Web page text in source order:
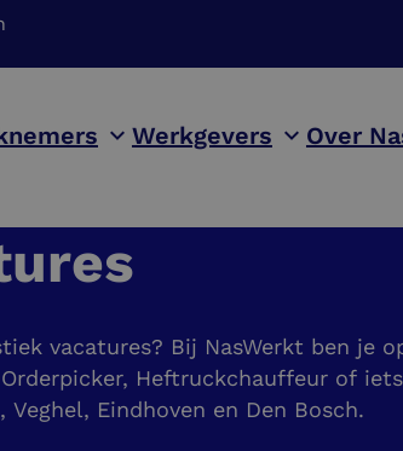
Werkgevers Over
vacatures? Bij NasWerkt ben je
Heftruckchauffeur of
Eindhoven en Den Bosch.